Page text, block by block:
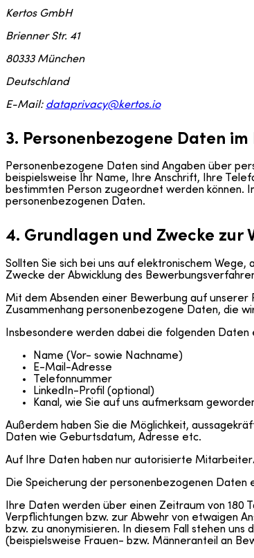
Kertos GmbH
Brienner Str. 41
80333 München
Deutschland
E-Mail: dataprivacy@kertos.io
3. Personenbezogene Daten
Personenbezogene Daten sind Angaben über
beispielsweise Ihr Name, Ihre Anschrift, Ihre
bestimmten Person zugeordnet werden können.
personenbezogenen Daten.
4. Grundlagen und Zwecke
Sollten Sie sich bei uns auf elektronischem
Zwecke der Abwicklung des
Mit dem Absenden einer Bewerbung auf unserer
Zusammenhang personenbezogene Daten, die
Insbesondere werden dabei die folgenden Daten
Name (Vor- sowie Nachname)
E-Mail-Adresse
Telefonnummer
LinkedIn-Profil (optional)
Kanal, wie Sie auf uns aufmerksam
Außerdem haben Sie die Möglichkeit,
Daten wie Geburtsdatum, Adresse etc.
Auf Ihre Daten haben nur autorisierte
Die Speicherung der personenbezogenen Daten
Ihre Daten werden über einen Zeitraum von 180
Verpflichtungen bzw. zur Abwehr von etwaigen
bzw. zu anonymisieren. In diesem Fall stehen
(beispielsweise Frauen- bzw. Männeranteil an